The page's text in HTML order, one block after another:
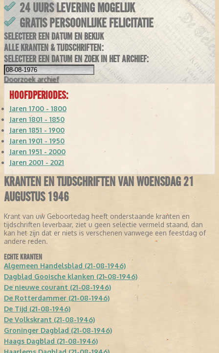
24 UURS LEVERING MOGELIJK
GRATIS PERSOONLIJKE FELICITATIE
SELECTEER EEN DATUM EN BEKIJK
ALLE KRANTEN & TIJDSCHRIFTEN:
SELECTEER EEN DATUM EN ZOEK IN HET ARCHIEF:
Doorzoek archief
HOOFDPERIODES:
Jaren 1700 - 1800
Jaren 1801 - 1850
Jaren 1851 - 1900
Jaren 1901 - 1950
Jaren 1951 - 2000
Jaren 2001 - 2021
KRANTEN EN TIJDSCHRIFTEN VAN WOENSDAG 21
AUGUSTUS 1946
Krant van uw Geboortedag heeft onderstaande kranten en
tijdschriften leverbaar, ziet u geen selectie vermeld staand, dan
kan het zijn dat er niets is verschenen vanwege een feestdag of
andere reden.
ECHTE KRANTEN
Algemeen Handelsblad (21-08-1946)
Dagblad Gooische klanken (21-08-1946)
De nieuwe courant (21-08-1946)
De Rotterdammer (21-08-1946)
De Tijd (21-08-1946)
De Volkskrant (21-08-1946)
Groninger Dagblad (21-08-1946)
Haags Dagblad (21-08-1946)